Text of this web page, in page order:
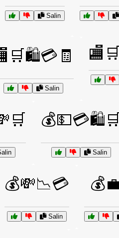
Salin
Salin
💰💵💳🛍️🛒
Salin
💰💸📉💳
Salin